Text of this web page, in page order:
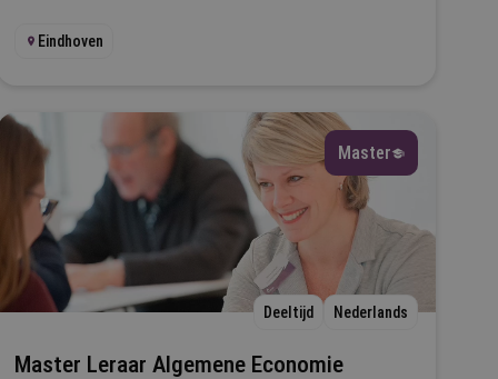
Eindhoven
Master
Deeltijd Nederlands
Master Leraar Algemene Economie